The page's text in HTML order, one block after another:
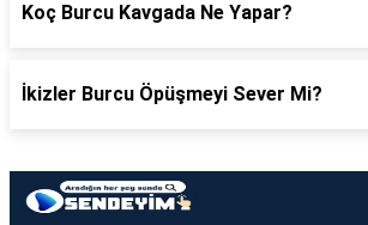
Koç Burcu Kavgada Ne Yapar?
İkizler Burcu Öpüşmeyi Sever Mi?